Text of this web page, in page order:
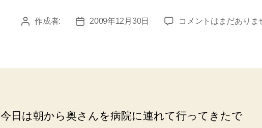
投 作成者:
投
2009年12月30日
イ
エ
ゃ
コメントはまだありま
今日は朝から奥さんを病院に連れて行ってきたで